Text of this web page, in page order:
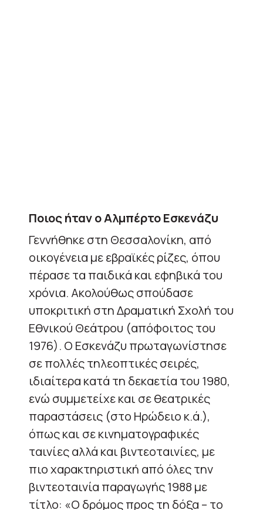
Ποιος ήταν ο Αλμπέρτο Εσκενάζυ
Γεννήθηκε στη Θεσσαλονίκη, από
οικογένεια με εβραϊκές ρίζες, όπου
πέρασε τα παιδικά και εφηβικά του
χρόνια. Ακολούθως σπούδασε
υποκριτική στη Δραματική Σχολή του
Εθνικού Θεάτρου (απόφοιτος του
1976). Ο Εσκενάζυ πρωταγωνίστησε
σε πολλές τηλεοπτικές σειρές,
ιδιαίτερα κατά τη δεκαετία του 1980,
ενώ συμμετείχε και σε θεατρικές
παραστάσεις (στο Ηρώδειο κ.ά.),
όπως και σε κινηματογραφικές
ταινίες αλλά και βιντεοταινίες, με
πιο χαρακτηριστική από όλες την
βιντεοταινία παραγωγής 1988 με
τίτλο: «Ο δρόμος προς τη δόξα – το